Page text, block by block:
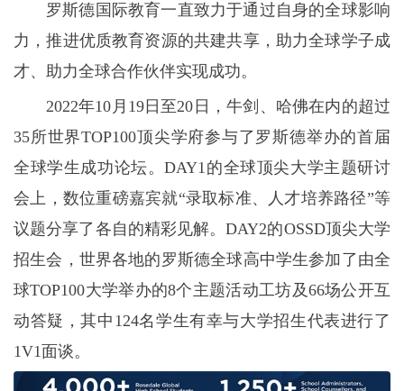
罗斯德国际教育一直致力于通过自身的全球影响
力，推进优质教育资源的共建共享，助力全球学子成
才、助力全球合作伙伴实现成功。
2022年10月19日至20日，牛剑、哈佛在内的超过
35所世界TOP100顶尖学府参与了罗斯德举办的首届
全球学生成功论坛。DAY1的全球顶尖大学主题研讨
会上，数位重磅嘉宾就“录取标准、人才培养路径”等
议题分享了各自的精彩见解。DAY2的OSSD顶尖大学
招生会，世界各地的罗斯德全球高中学生参加了由全
球TOP100大学举办的8个主题活动工坊及66场公开互
动答疑，其中124名学生有幸与大学招生代表进行了
1V1面谈。